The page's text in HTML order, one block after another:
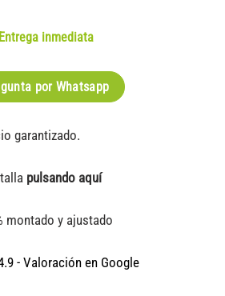
Entrega inmediata
por Whatsapp
garantizado.
pulsando aquí
montado y ajustado
- Valoración en Google